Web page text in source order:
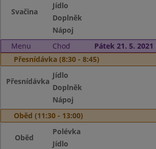
Svačina
Jídlo
Doplněk
Nápoj
Menu
Chod
Pátek 21. 5. 2021
Přesnídávka (8:30 - 8:45)
Přesnídávka
Jídlo
Doplněk
Nápoj
Oběd (11:30 - 13:00)
Oběd
Polévka
Jídlo